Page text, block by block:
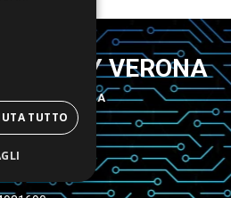
VERONA
A VERONA
16
TUTTO